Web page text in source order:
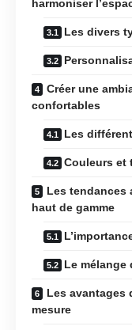
harmoniser
Les divers
Créer une
confortables
Les
Couleurs et
Les tendances
haut de gamme
Le mélange
Les avantages
mesure